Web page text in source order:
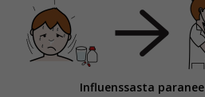
Influenssasta paranee